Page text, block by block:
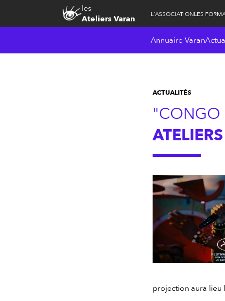
les
Ateliers Varan
L'ASSOCIATIONLES
Annuaire Varan
ACTUALITÉS
"CONGO
projection aura lieu